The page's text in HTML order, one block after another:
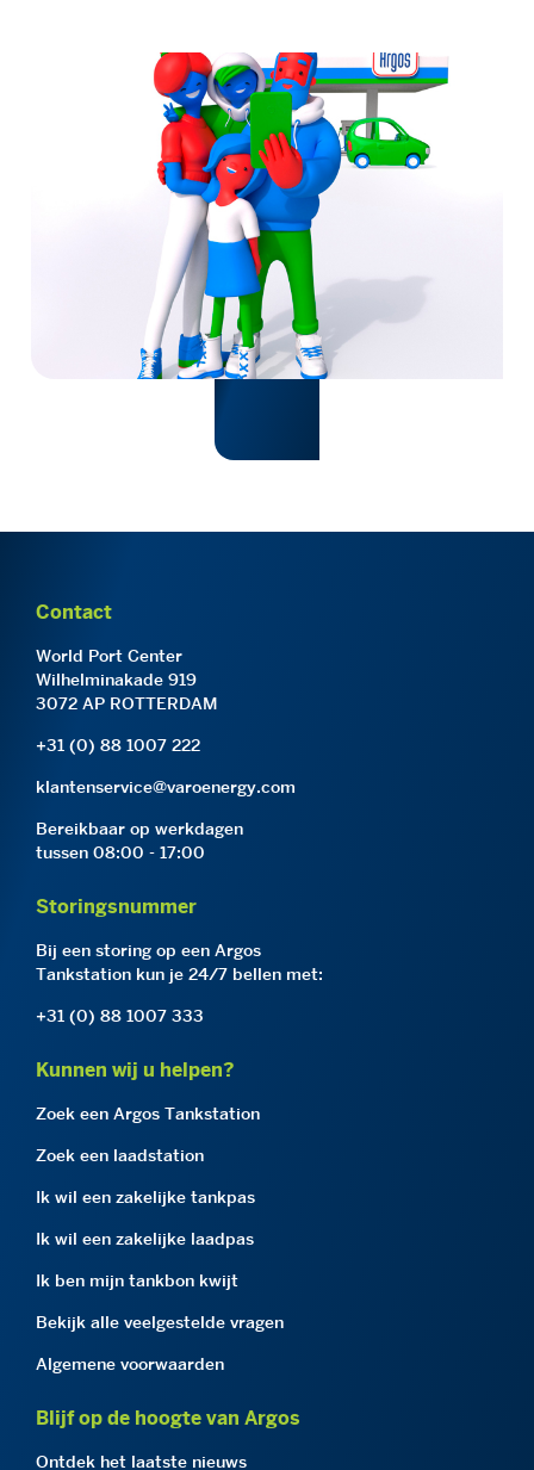
Contact
World Port Center
Wilhelminakade 919
3072 AP ROTTERDAM
+31 (0) 88 1007 222
klantenservice@varoenergy.com
Bereikbaar op werkdagen
tussen 08:00 - 17:00
Storingsnummer
Bij een storing op een Argos
Tankstation kun je 24/7 bellen met:
+31 (0) 88 1007 333
Kunnen wij u helpen?
Zoek een Argos Tankstation
Zoek een laadstation
Ik wil een zakelijke tankpas
Ik wil een zakelijke laadpas
Ik ben mijn tankbon kwijt
Bekijk alle veelgestelde vragen
Algemene voorwaarden
Blijf op de hoogte van Argos
Ontdek het laatste nieuws